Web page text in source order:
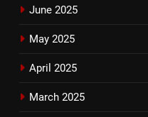
June 2025
May 2025
April 2025
March 2025